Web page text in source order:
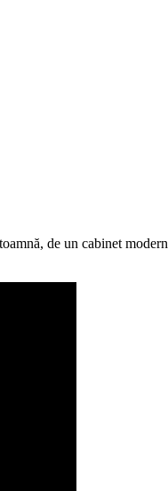
de un cabinet